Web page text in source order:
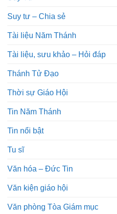
Suy tư – Chia sẻ
Tài liệu Năm Thánh
Tài liệu, sưu khảo – Hỏi đáp
Thánh Tử Đạo
Thời sự Giáo Hội
Tin Năm Thánh
Tin nổi bật
Tu sĩ
Văn hóa – Đức Tin
Văn kiện giáo hội
Văn phòng Tòa Giám mục